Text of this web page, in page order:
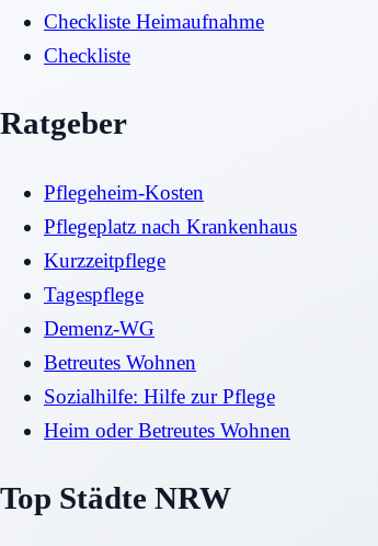
Checkliste Heimaufnahme
Checkliste
Ratgeber
Pflegeheim-Kosten
Pflegeplatz nach Krankenhaus
Kurzzeitpflege
Tagespflege
Demenz-WG
Betreutes Wohnen
Sozialhilfe: Hilfe zur Pflege
Heim oder Betreutes Wohnen
Top Städte NRW